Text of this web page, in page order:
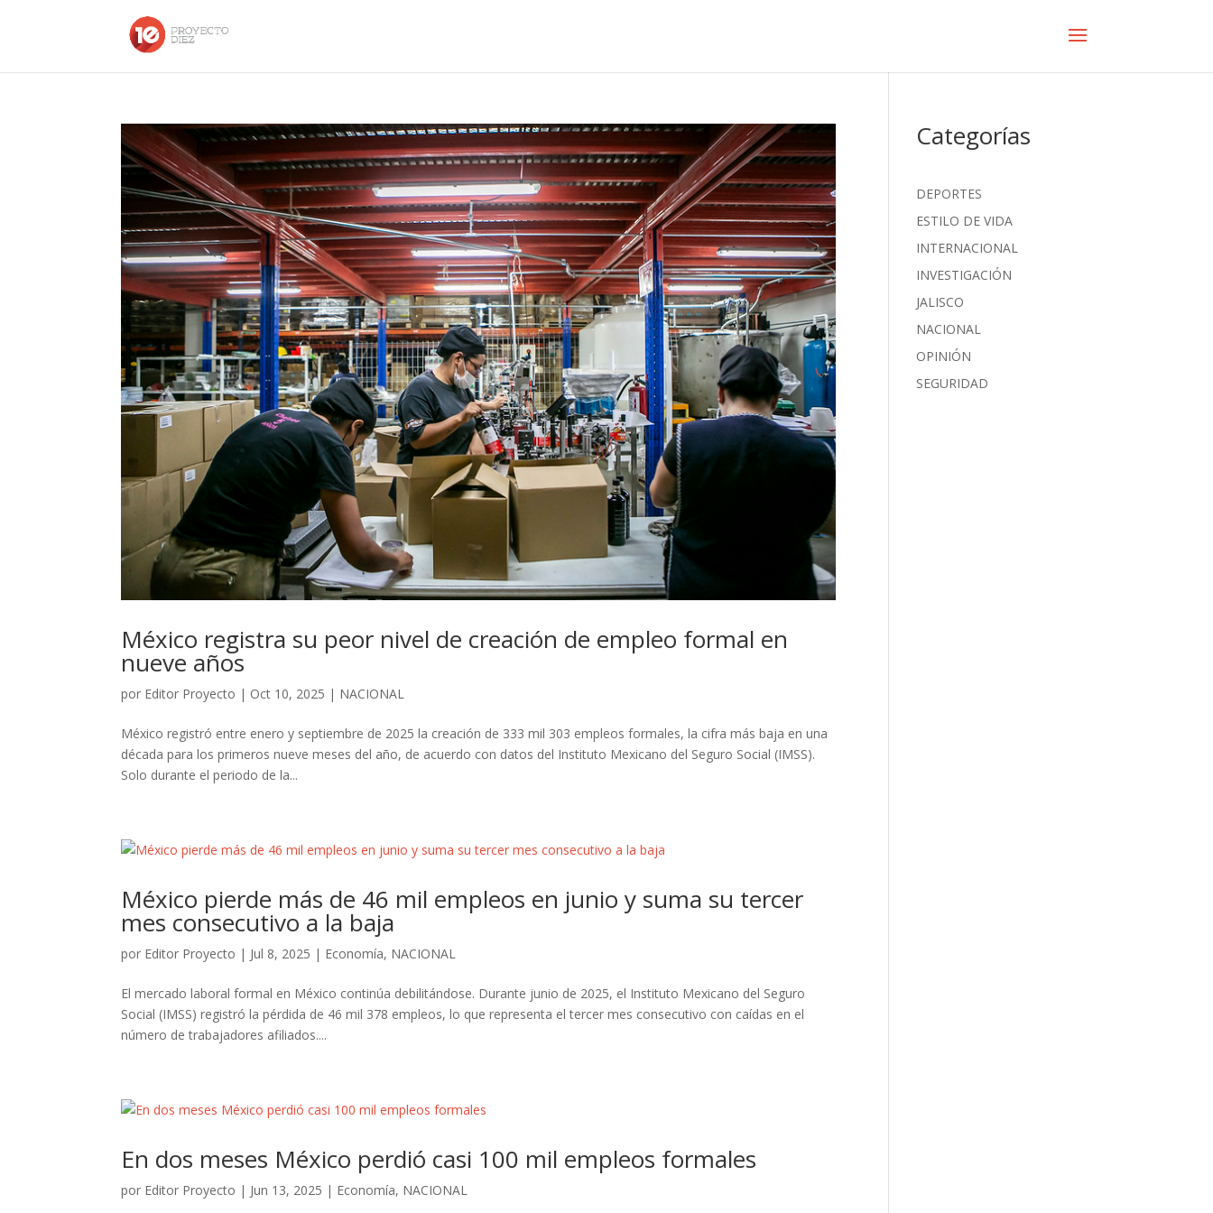
México registra su peor nivel de creación de empleo formal en
nueve años
por Editor Proyecto | Oct 10, 2025 | NACIONAL
México registró entre enero y septiembre de 2025 la creación de 333 mil 303 empleos formales, la cifra más baja en una
década para los primeros nueve meses del año, de acuerdo con datos del Instituto Mexicano del Seguro Social (IMSS).
Solo durante el periodo de la...
México pierde más de 46 mil empleos en junio y suma su tercer
mes consecutivo a la baja
por Editor Proyecto | Jul 8, 2025 | Economía, NACIONAL
El mercado laboral formal en México continúa debilitándose. Durante junio de 2025, el Instituto Mexicano del Seguro
Social (IMSS) registró la pérdida de 46 mil 378 empleos, lo que representa el tercer mes consecutivo con caídas en el
número de trabajadores afiliados....
En dos meses México perdió casi 100 mil empleos formales
por Editor Proyecto | Jun 13, 2025 | Economía, NACIONAL
Categorías
DEPORTES
ESTILO DE VIDA
INTERNACIONAL
INVESTIGACIÓN
JALISCO
NACIONAL
OPINIÓN
SEGURIDAD